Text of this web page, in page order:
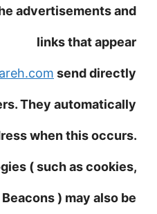
advertisements and
links that appear
send directly
They automatically
when this occurs.
( such as cookies,
) may also be